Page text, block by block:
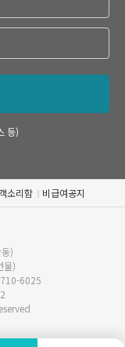
등)
소리함 비급여공지
)
물)
6025